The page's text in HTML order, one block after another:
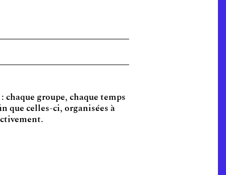
groupe, chaque temps
que celles-ci, organisées à